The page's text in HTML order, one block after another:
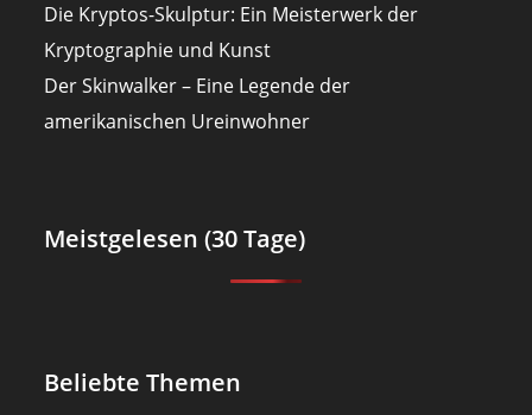
Die Kryptos-Skulptur: Ein Meisterwerk der
Kryptographie und Kunst
Der Skinwalker – Eine Legende der
amerikanischen Ureinwohner
Meistgelesen (30 Tage)
Beliebte Themen